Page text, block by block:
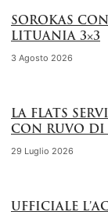
SOROKAS
LITUANIA 3×3
3 Agosto 2026
LA FLATS
CON RUVO DI
29 Luglio 2026
UFFICIALE